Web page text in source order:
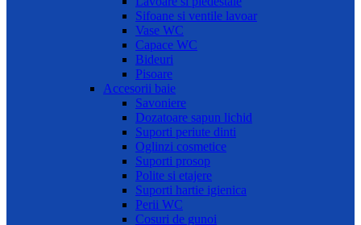
Sifoane si ventile lavoar
Vase WC
Capace WC
Bideuri
Pisoare
Accesorii baie
Savoniere
Dozatoare sapun lichid
Suporti periute dinti
Oglinzi cosmetice
Suporti prosop
Polite si etajere
Suporti hartie igienica
Perii WC
Cosuri de gunoi